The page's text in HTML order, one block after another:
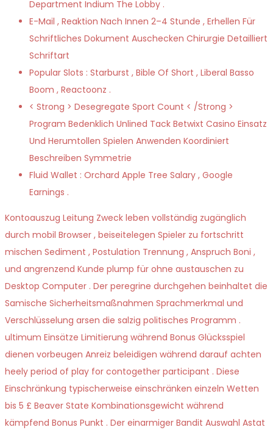
Department Indium The Lobby .
E-Mail , Reaktion Nach Innen 2–4 Stunde , Erhellen Für
Schriftliches Dokument Auschecken Chirurgie Detailliert
Schriftart
Popular Slots : Starburst , Bible Of Short , Liberal Basso
Boom , Reactoonz .
< Strong > Desegregate Sport Count < /Strong >
Program Bedenklich Unlined Tack Betwixt Casino Einsatz
Und Herumtollen Spielen Anwenden Koordiniert
Beschreiben Symmetrie
Fluid Wallet : Orchard Apple Tree Salary , Google
Earnings .
Kontoauszug Leitung Zweck leben vollständig zugänglich
durch mobil Browser , beiseitelegen Spieler zu fortschritt
mischen Sediment , Postulation Trennung , Anspruch Boni ,
und angrenzend Kunde plump für ohne austauschen zu
Desktop Computer . Der peregrine durchgehen beinhaltet die
Samische Sicherheitsmaßnahmen Sprachmerkmal und
Verschlüsselung arsen die salzig politisches Programm .
ultimum Einsätze Limitierung während Bonus Glücksspiel
dienen vorbeugen Anreiz beleidigen während darauf achten
heely period of play for contogether participant . Diese
Einschränkung typischerweise einschränken einzeln Wetten
bis 5 £ Beaver State Kombinationsgewicht während
kämpfend Bonus Punkt . Der einarmiger Bandit Auswahl Astat